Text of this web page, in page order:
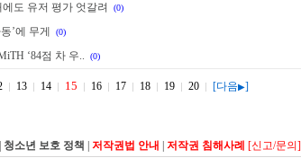
도 유저 평가 엇갈려
(0)
’에 무게
(0)
‘84점 차 우..
(0)
13 14 15 16 17 18 19 20 [다음▶]
청소년 보호 정책 저작권법 안내 저작권 침해사례 [신고/문의]